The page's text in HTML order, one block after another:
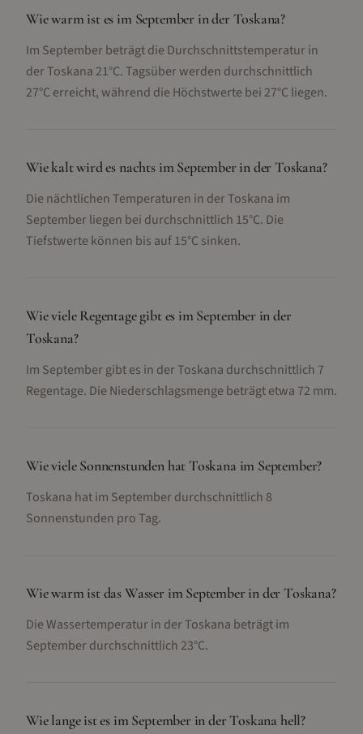
Wie warm ist es im September in der Toskana?
Im September beträgt die Durchschnittstemperatur in
der Toskana 21°C. Tagsüber werden durchschnittlich
27°C erreicht, während die Höchstwerte bei 27°C liegen.
Wie kalt wird es nachts im September in der Toskana?
Die nächtlichen Temperaturen in der Toskana im
September liegen bei durchschnittlich 15°C. Die
Tiefstwerte können bis auf 15°C sinken.
Wie viele Regentage gibt es im September in der
Toskana?
Im September gibt es in der Toskana durchschnittlich 7
Regentage. Die Niederschlagsmenge beträgt etwa 72 mm.
Wie viele Sonnenstunden hat Toskana im September?
Toskana hat im September durchschnittlich 8
Sonnenstunden pro Tag.
Wie warm ist das Wasser im September in der Toskana?
Die Wassertemperatur in der Toskana beträgt im
September durchschnittlich 23°C.
Wie lange ist es im September in der Toskana hell?